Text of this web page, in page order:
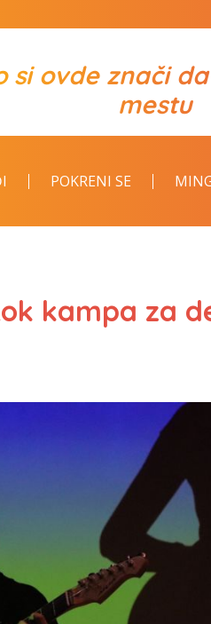
si ovde znači
mestu
POKRENI SE
kampa za